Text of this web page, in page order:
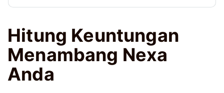
Hitung Keuntungan
Menambang Nexa
Anda